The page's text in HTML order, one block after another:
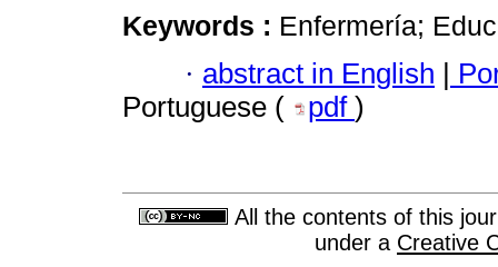
Keywords : Enfermería;
· abstract in English |
Portuguese (
pdf )
All the contents of this
under a Creative